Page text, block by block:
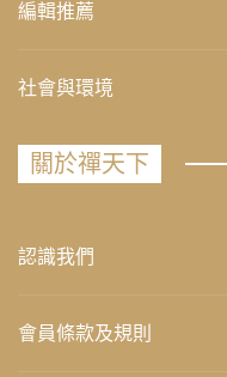
編輯推薦
社會與環境
關於禪天下
認識我們
會員條款及規則